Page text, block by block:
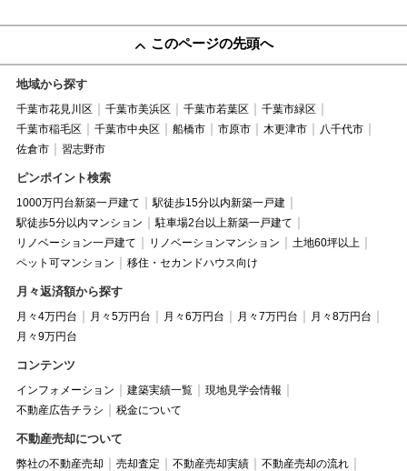
このページの先頭へ
地域から探す
千葉市花見川区 千葉市美浜区 千葉市若葉区
千葉市緑区
千葉市稲毛区
千葉市中央区 船橋市 市原市 木更津市
八千代市
佐倉市
習志野市
ピンポイント検索
1000万円台新築一戸建て
駅徒歩15分以内新築一戸建
駅徒歩5分以内マンション
駐車場2台以上新築一戸建て
リノベーション一戸建て
リノベーションマンション
土地60坪以上
ペット可マンション
移住・セカンドハウス向け
月々返済額から探す
月々4万円台 月々5万円台 月々6万円台 月々7万円台
月々8万円台
月々9万円台
コンテンツ
インフォメーション 建築実績一覧
現地見学会情報
不動産広告チラシ
税金について
不動産売却について
弊社の不動産売却 売却査定 不動産売却実績
不動産売却の流れ